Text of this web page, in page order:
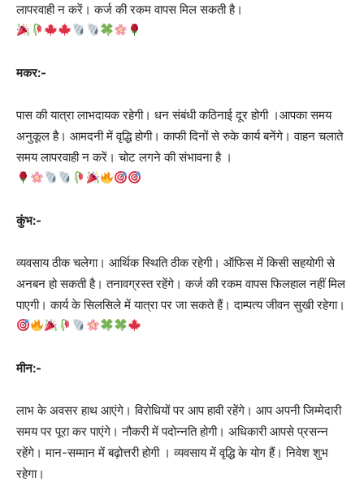
लापरवाही न करें। कर्ज की रकम वापस मिल सकती है।
मकर:-
पास की यात्रा लाभदायक रहेगी। धन संबंधी कठिनाई दूर होगी ।आपका समय
अनुकूल है। आमदनी में वृद्धि होगी। काफी दिनों से रुके कार्य बनेंगे। वाहन चलाते
समय लापरवाही न करें। चोट लगने की संभावना है ।
कुंभ:-
व्यवसाय ठीक चलेगा। आर्थिक स्थिति ठीक रहेगी। ऑफिस में किसी सहयोगी से
अनबन हो सकती है। तनावग्रस्त रहेंगे। कर्ज की रकम वापस फिलहाल नहीं मिल
पाएगी। कार्य के सिलसिले में यात्रा पर जा सकते हैं। दाम्पत्य जीवन सुखी रहेगा।
मीन:-
लाभ के अवसर हाथ आएंगे। विरोधियों पर आप हावी रहेंगे। आप अपनी जिम्मेदारी
समय पर पूरा कर पाएंगे। नौकरी में पदोन्नति होगी। अधिकारी आपसे प्रसन्न
रहेंगे। मान-सम्मान में बढ़ोत्तरी होगी । व्यवसाय में वृद्धि के योग हैं। निवेश शुभ
रहेगा।